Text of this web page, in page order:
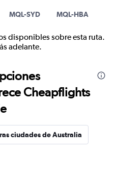
MQL-SYD MQL-HBA
disponibles sobre esta ruta.
adelante.
Cheapflights
ciudades de Australia